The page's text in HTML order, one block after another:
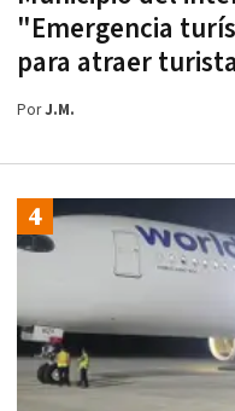
"Emergencia
para atraer
PorJ.M.